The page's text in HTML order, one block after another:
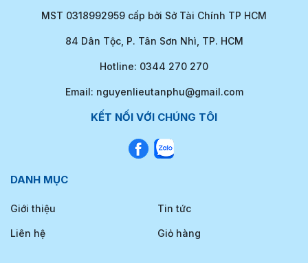
MST 0318992959 cấp bởi Sở Tài Chính TP HCM
84 Dân Tộc, P. Tân Sơn Nhì, TP. HCM
Hotline: 0344 270 270
Email: nguyenlieutanphu@gmail.com
KẾT NỐI VỚI CHÚNG TÔI
DANH MỤC
Giới thiệu Tin tức
Liên hệ Giỏ hàng